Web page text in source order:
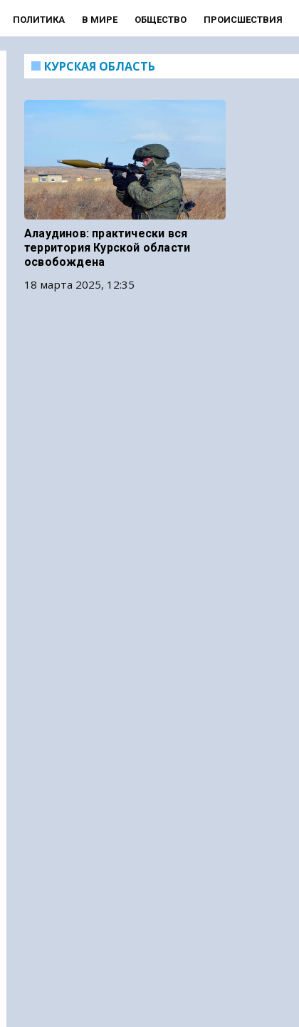
ПОЛИТИКА В МИРЕ ОБЩЕСТВО ПРОИСШЕСТВИЯ
КУРСКАЯ ОБЛАСТЬ
Алаудинов: практически вся
территория Курской области
освобождена
18 марта 2025, 12:35